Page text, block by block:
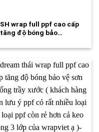
SH wrap full ppf cao cấp
tăng độ bóng bảo…